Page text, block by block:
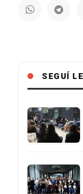
SEGUÍ